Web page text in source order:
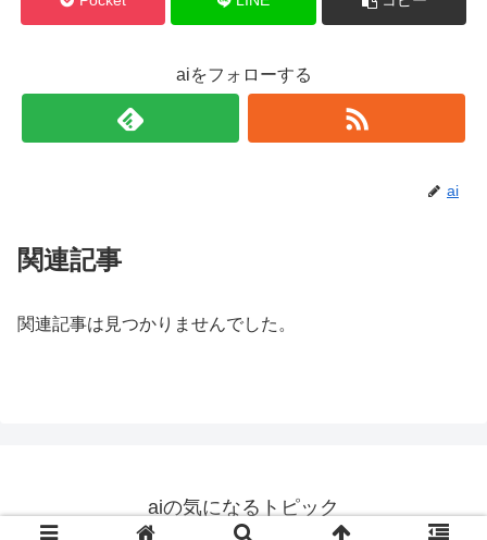
aiをフォローする
ai
関連記事
関連記事は見つかりませんでした。
aiの気になるトピック